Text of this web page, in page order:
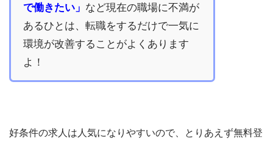
で働きたい」 など現在の職場に不満が
あるひとは、転職をするだけで一気に
環境が改善することがよくあります
よ！
好条件の求人は人気になりやすいので、とりあえず無料登